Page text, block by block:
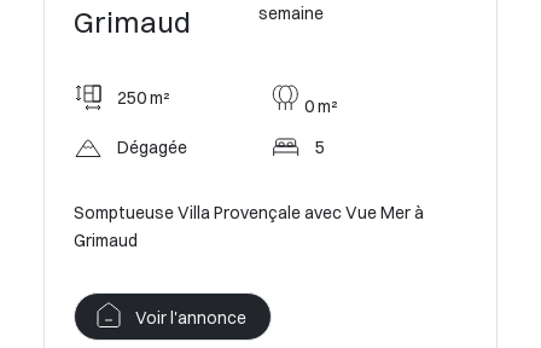
Grimaud
semaine
250 m²
0 m²
Dégagée
5
Somptueuse Villa Provençale avec Vue Mer à
Grimaud
Voir l'annonce